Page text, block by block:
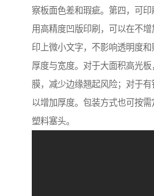
察板面色差和瑕疵。第四，可
用高精度凹版印刷，可以在不
印上微小文字，不影响透明度
厚度与宽度。对于大面积高光
膜，减少边缘翘起风险；对于有
以增加厚度。包装方式也可按
塑料塞头。